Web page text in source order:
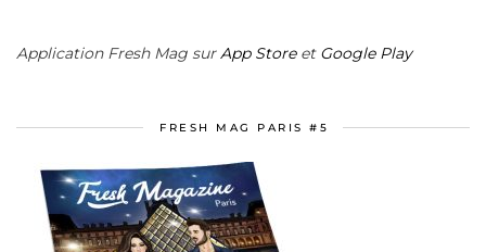
Application Fresh Mag sur App Storeet Google Play
FRESH MAG PARIS #5